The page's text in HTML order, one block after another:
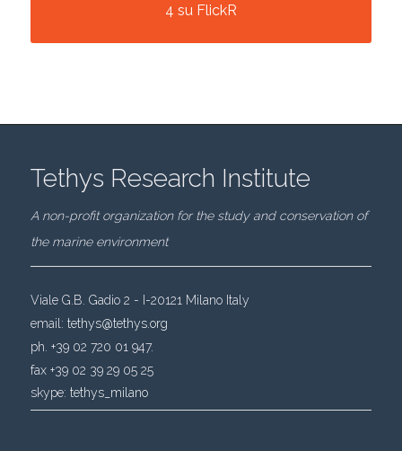
4 su FlickR
Tethys Research Institute
A non-profit organization for the study and conservation of
the marine environment
Viale G.B. Gadio 2 - I-20121 Milano Italy
email: tethys@tethys.org
ph. +39 02 720 01 947.
fax +39 02 39 29 05 25
skype: tethys_milano